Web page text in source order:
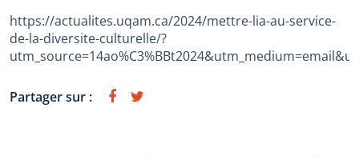
https://actualites.uqam.ca/2024/mettre-lia-au-service-
de-la-diversite-culturelle/?
Partager sur :